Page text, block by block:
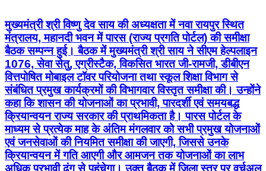
मुख्यमंत्री श्री विष्णु देव साय की अध्यक्षता में नवा रायपुर स्थित
मंत्रालय, महानदी भवन में पारस (राज्य प्रगति पोर्टल) की समीक्षा
बैठक सम्पन्न हुई। बैठक में मुख्यमंत्री श्री साय ने सीएम हेल्पलाइन
1076, सेवा सेतु, एग्रीस्टैक, विकसित भारत जी-रामजी, डीबीएन
वित्तपोषित मोबाइल टॉवर परियोजना तथा स्कूल शिक्षा विभाग से
संबंधित प्रमुख कार्यक्रमों की विभागवार विस्तृत समीक्षा की। उन्होंने
कहा कि शासन की योजनाओं का प्रभावी, पारदर्शी एवं समयबद्ध
क्रियान्वयन राज्य सरकार की प्राथमिकता है। पारस पोर्टल के
माध्यम से प्रत्येक माह के अंतिम मंगलवार को सभी प्रमुख योजनाओं
एवं जनसेवाओं की नियमित समीक्षा की जाएगी, जिससे उनके
क्रियान्वयन में गति आएगी और आमजन तक योजनाओं का लाभ
अधिक प्रभावी ढंग से पहुंचेगा। उक्त बैठक में जिला स्तर पर वर्चुअल